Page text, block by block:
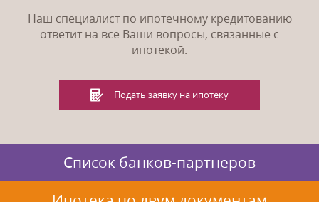
Наш специалист по ипотечному кредитованию
ответит на все Ваши вопросы, связанные с
ипотекой.
Подать заявку на ипотеку
Список банков-партнеров